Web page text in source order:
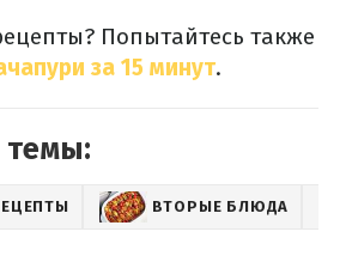
Попытайтесь также
за 15 минут.
темы:
ВТОРЫЕ БЛЮДА